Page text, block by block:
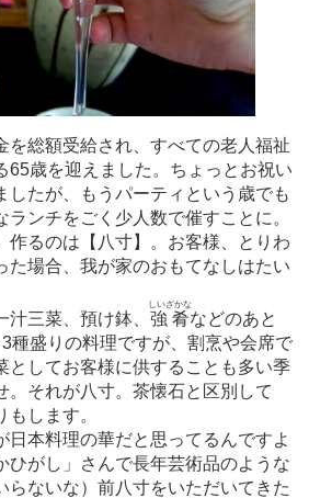
総額受給され、すべての老人福祉
65歳を迎えました。ちょっとお祝い
したが、もうパーティという歳でも
ランチをごく少人数で催すことに。
作るのは【八寸】。お客様、とりわ
た場合、我が家のおもてなしはたい
三菜、預け鉢、 強肴
しいざかな
などのあと
種盛りの料理ですが、割烹や会席で
としてお客様に供することも多い季
。それが八寸。茶懐石と区別して
もします。
本料理の華だと思ってるんですよ
ひがし」さんで長年芸術品のような
らないな）前八寸をいただいてきた